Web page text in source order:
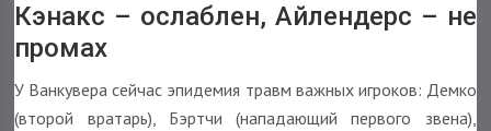
Кэнакс – ослаблен, Айлендерс – не
промах
У Ванкувера сейчас эпидемия травм важных игроков: Демко
(второй вратарь), Бэртчи (нападающий первого звена),